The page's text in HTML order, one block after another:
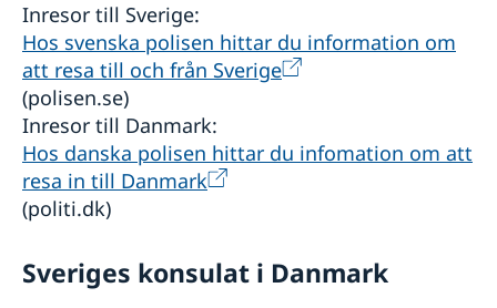
Inresor till Sverige:
Hos svenska polisen hittar du information om
att resa till och från Sverige
(polisen.se)
Inresor till Danmark:
Hos danska polisen hittar du infomation om att
resa in till Danmark
(politi.dk)
Sveriges konsulat i Danmark